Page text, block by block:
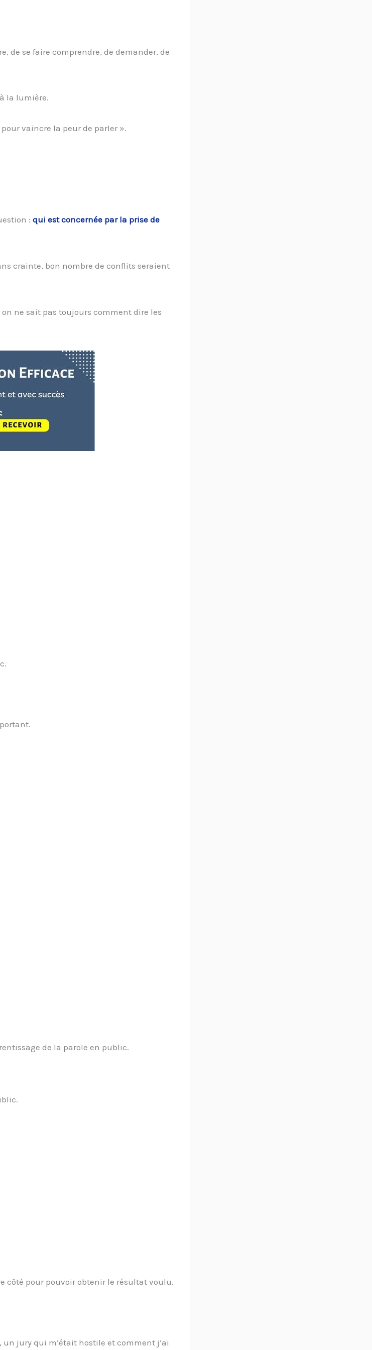
de se faire comprendre, de demander, de
la lumière.
vaincre la peur de parler ».
: qui est concernée par la prise de
crainte, bon nombre de conflits seraient
ne sait pas toujours comment dire les
de la parole en public.
côté pour pouvoir obtenir le résultat voulu.
jury qui m’était hostile et comment j’ai